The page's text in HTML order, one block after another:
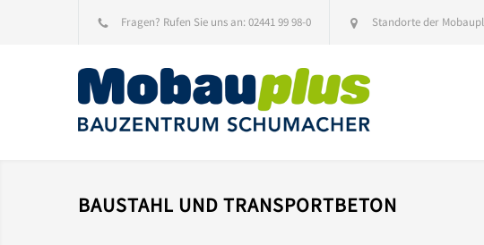
Fragen? Rufen Sie uns an:02441 99 98-0 Standorte der
BAUSTAHL UND TRANSPORTBETON